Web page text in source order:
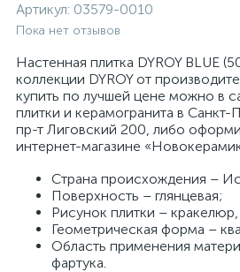
Артикул: 03579-0010
Пока нет отзывов
Настенная плитка DYROY BLUE
коллекции DYROY от
купить по лучшей цене можно в
плитки и керамогранита в Санкт-
пр-т Лиговский 200, либо
интернет-магазине
Страна происхождения –
Поверхность – глянцевая;
Рисунок плитки –
Геометрическая форма –
Область применения
фартука.